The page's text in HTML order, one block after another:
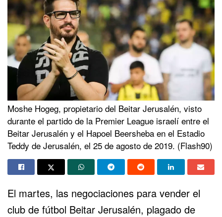
Moshe Hogeg, propietario del Beitar Jerusalén, visto
durante el partido de la Premier League israelí entre el
Beitar Jerusalén y el Hapoel Beersheba en el Estadio
Teddy de Jerusalén, el 25 de agosto de 2019. (Flash90)
El martes, las negociaciones para vender el
club de fútbol Beitar Jerusalén, plagado de